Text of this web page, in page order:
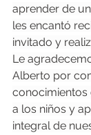
aprender de
les encantó
invitado y
Le
Alberto por
a los niños y
integral de